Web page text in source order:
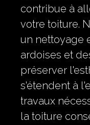
contribue à
votre toiture.
un nettoyage
ardoises et
préserver
s'étendent à
travaux
la toiture